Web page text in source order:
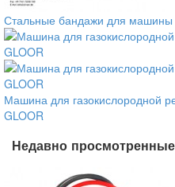
Стальные бандажи для машины
Машина для газокислородной
GLOOR
Недавно просмотренные